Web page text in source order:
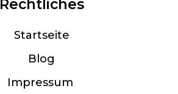
Rechtliches
Startseite
Blog
Impressum